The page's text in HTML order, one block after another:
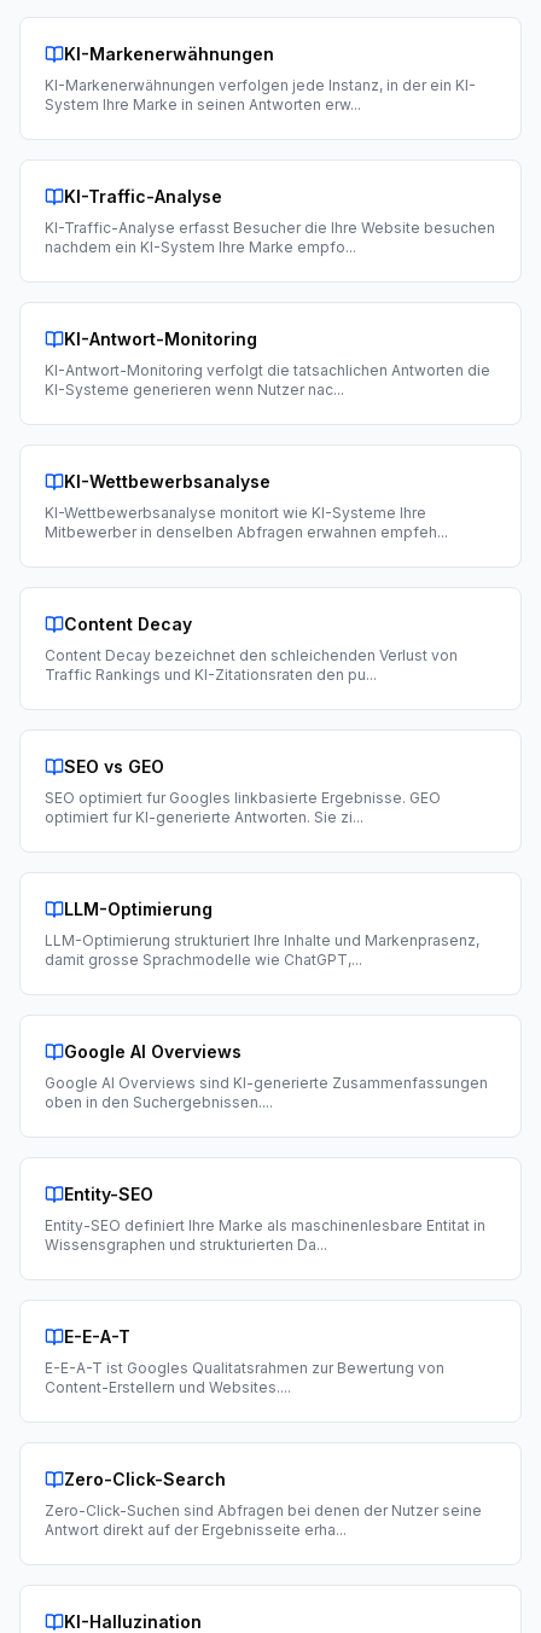
KI-Markenerwähnungen
KI-Markenerwähnungen verfolgen jede Instanz, in der ein KI-
System Ihre Marke in seinen Antworten erw...
KI-Traffic-Analyse
KI-Traffic-Analyse erfasst Besucher die Ihre Website besuchen
nachdem ein KI-System Ihre Marke empfo...
KI-Antwort-Monitoring
KI-Antwort-Monitoring verfolgt die tatsachlichen Antworten die
KI-Systeme generieren wenn Nutzer nac...
KI-Wettbewerbsanalyse
KI-Wettbewerbsanalyse monitort wie KI-Systeme Ihre
Mitbewerber in denselben Abfragen erwahnen empfeh...
Content Decay
Content Decay bezeichnet den schleichenden Verlust von
Traffic Rankings und KI-Zitationsraten den pu...
SEO vs GEO
SEO optimiert fur Googles linkbasierte Ergebnisse. GEO
optimiert fur KI-generierte Antworten. Sie zi...
LLM-Optimierung
LLM-Optimierung strukturiert Ihre Inhalte und Markenprasenz,
damit grosse Sprachmodelle wie ChatGPT,...
Google AI Overviews
Google AI Overviews sind KI-generierte Zusammenfassungen
oben in den Suchergebnissen....
Entity-SEO
Entity-SEO definiert Ihre Marke als maschinenlesbare Entitat in
Wissensgraphen und strukturierten Da...
E-E-A-T
E-E-A-T ist Googles Qualitatsrahmen zur Bewertung von
Content-Erstellern und Websites....
Zero-Click-Search
Zero-Click-Suchen sind Abfragen bei denen der Nutzer seine
Antwort direkt auf der Ergebnisseite erha...
KI-Halluzination